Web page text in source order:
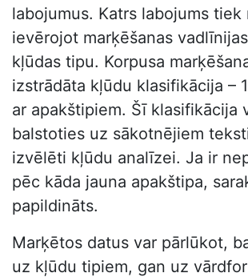
labojumus. Katrs labojums tiek
ievērojot marķēšanas
kļūdas tipu. Korpusa
izstrādāta kļūdu klasifikācija –
ar apakštipiem. Šī klasifikācija
balstoties uz sākotnējiem
izvēlēti kļūdu analīzei. Ja ir
pēc kāda jauna apakštipa,
papildināts.
Marķētos datus var pārlūkot,
uz kļūdu tipiem, gan uz